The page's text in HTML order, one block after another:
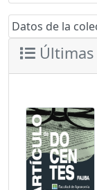
Datos de la